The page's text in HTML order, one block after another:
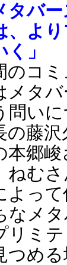
タバ
、よ
く」
のコ
メタ
問い
の藤
本郷
ねむ
よっ
なメ
リミ
つめ